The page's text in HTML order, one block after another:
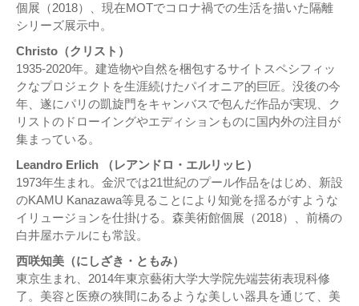
個展（2018）、現在MOTでコロナ禍での生活を描いた隔離
シリーズ展示中。
Christo（クリスト）
1935-2020年。建造物や自然を梱包するサイトスペシフィッ
クなプロジェクトを生涯続けたパイオニア的巨匠。没後の今
年、遂にパリの凱旋門をキャンバスで包んだ作品が実現、ク
リストのドローイングやエディションものに国内外の注目が
集まっている。
Leandro Erlich （レアンドロ・エルリッヒ）
1973年生まれ。金沢では21世紀のプール作品をはじめ、新設
のKAMU Kanazawa等見ることにより知覚を揺るがすような
イリュージョンを仕掛ける。森美術館個展（2018）、前橋の
白井屋ホテルにも常設。
西咲知美（にしざき・ともみ）
東京生まれ、2014年東京藝術大学大学院先端芸術表現科修
了。美容と医療の狭間にあるような美しい器具を通じて、美